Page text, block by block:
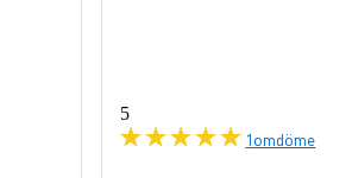
5
1omdöme